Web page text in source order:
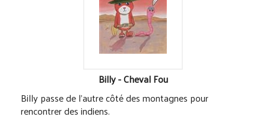
Billy - Cheval Fou
Billy passe de l'autre côté des montagnes pour
rencontrer des indiens.